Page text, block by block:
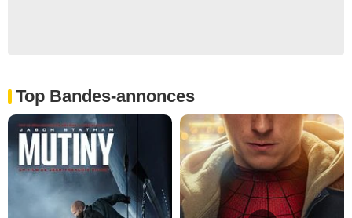
Top Bandes-annonces